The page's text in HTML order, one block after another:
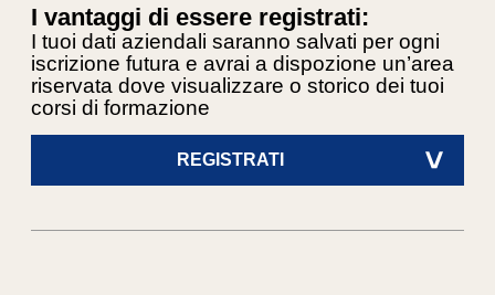
I vantaggi di essere registrati:
I tuoi dati aziendali saranno salvati per ogni
iscrizione futura e avrai a dispozione un’area
riservata dove visualizzare o storico dei tuoi
corsi di formazione
REGISTRATI >